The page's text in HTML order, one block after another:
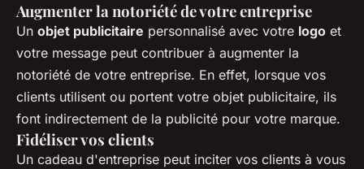
Augmenter la notoriété de votre entreprise
Un objet publicitaire personnalisé avec votre logo et
votre message peut contribuer à augmenter la
notoriété de votre entreprise. En effet, lorsque vos
clients utilisent ou portent votre objet publicitaire, ils
font indirectement de la publicité pour votre marque.
Fidéliser vos clients
Un cadeau d'entreprise peut inciter vos clients à vous